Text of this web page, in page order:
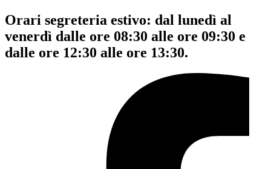
Orari segreteria estivo: dal lunedì al
venerdì dalle ore 08:30 alle ore 09:30 e
dalle ore 12:30 alle ore 13:30.